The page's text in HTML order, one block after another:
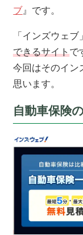
ブ 』です。
「インズウェブ
できるサイトで
今回はそのイン
思います。
自動車保険